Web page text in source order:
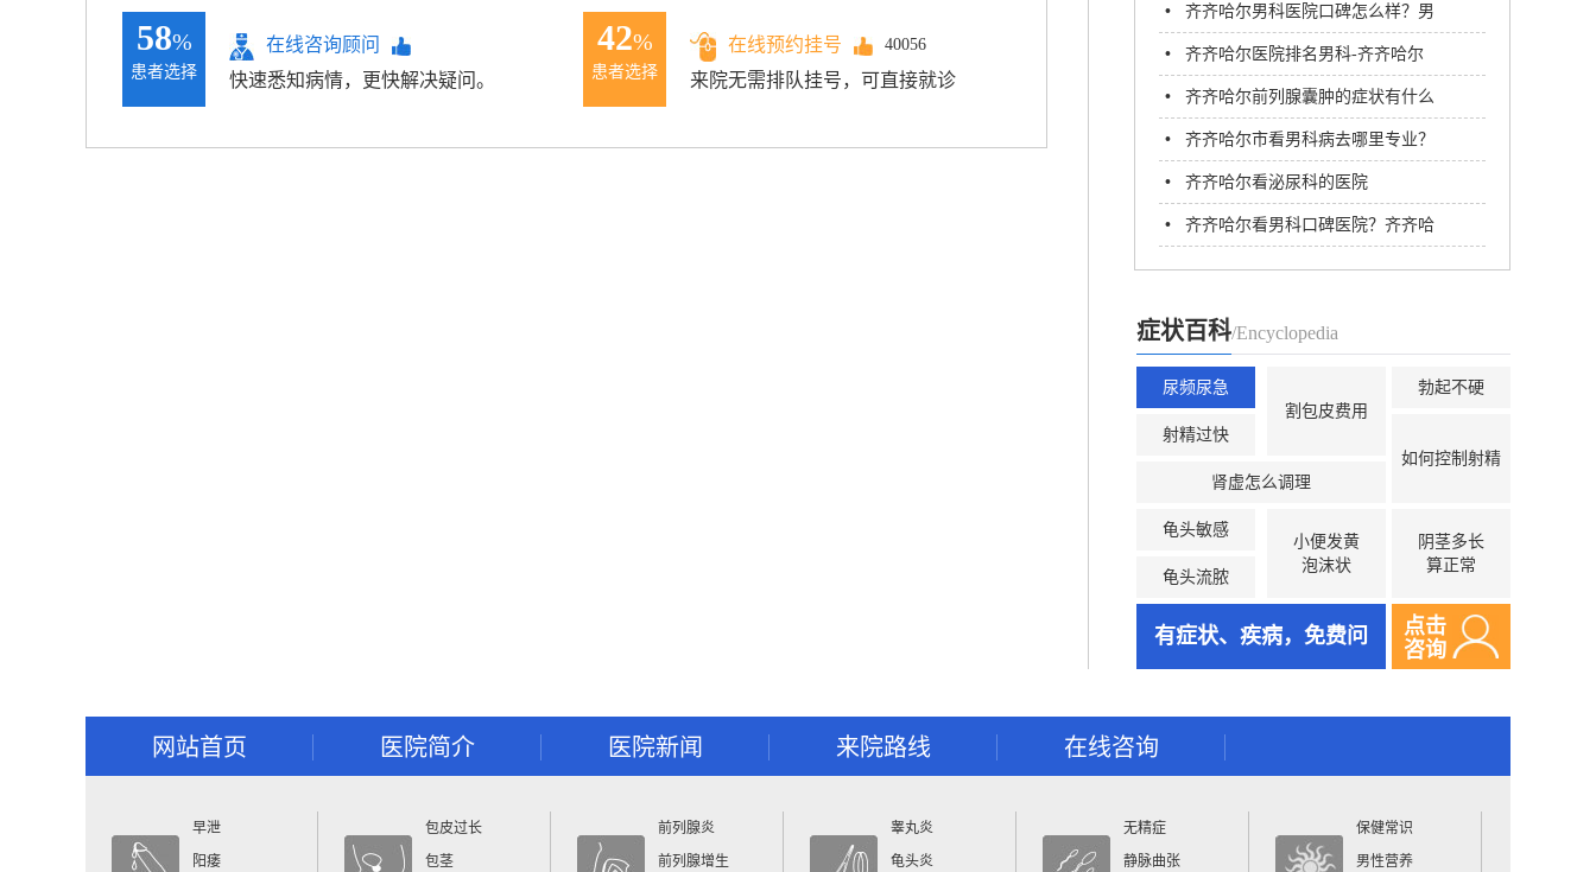
58%
患者选择
在线咨询顾问
快速悉知病情，更快解决疑问。
42%
患者选择
在线预约挂号 40056
来院无需排队挂号，可直接就诊
齐齐哈尔哪家医院治疗​
• 齐齐哈尔男科医院口碑怎么样？男
科医院如何选择呢？
• 齐齐哈尔医院排名男科-齐齐哈尔
治前列腺炎哪家医院可以好
• 齐齐哈尔前列腺囊肿的症状有什么
呢?
• 齐齐哈尔市看男科病去哪里专业？
齐齐哈尔附大男科医院
• 齐齐哈尔看泌尿科的医院
• 齐齐哈尔看男科口碑医院？齐齐哈
尔附大男科医院收费正规吗
症状百科/Encyclopedia
尿频尿急
割包皮费用
射精过快
肾虚怎么调理
龟头敏感
小便发黄
泡沫状
龟头流脓
勃起不硬
如何控制射精
阴茎多长
算正常
有症状、疾病，免费问
点击
咨询
网站首页 医院简介 医院新闻 来院路线 在线咨询
早泄
阳痿
包皮过长
包茎
前列腺炎
前列腺增生
睾丸炎
龟头炎
无精症
静脉曲张
保健常识
男性营养